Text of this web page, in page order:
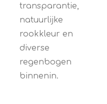
transparantie,
natuurlijke
rookkleur en
diverse
regenbogen
binnenin.